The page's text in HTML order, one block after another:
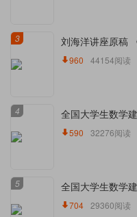
3 刘海洋讲座原稿
960 44154阅读
4 全国大学生数学
590 32276阅读
5 全国大学生数学
704 29360阅读